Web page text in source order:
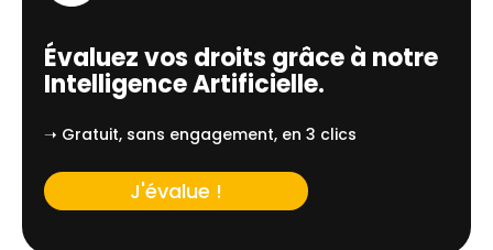
Évaluez vos droits grâce à notre
Intelligence Artificielle.
➝ Gratuit, sans engagement, en 3 clics
J'évalue !